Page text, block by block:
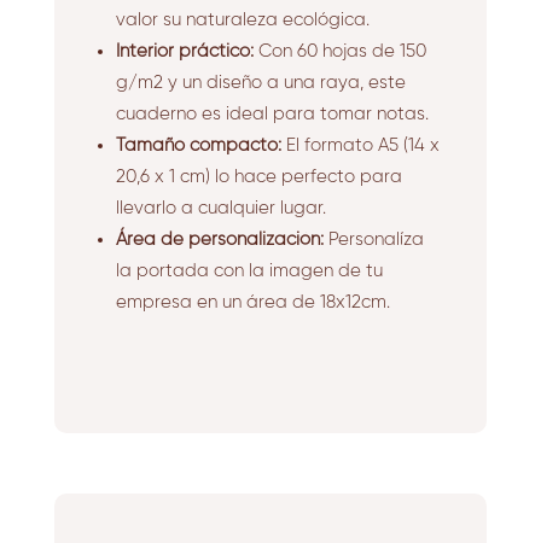
valor su naturaleza ecológica.
Interior práctico:Con 60 hojas de 150
g/m2 y un diseño a una raya,este
cuaderno es ideal para tomar notas.
Tamaño compacto:El formato A5 (14 x
20,6 x 1 cm) lo hace perfecto para
llevarlo a cualquier lugar.
Área de personalización:Personalíza
la portada con la imagen de tu
empresa en un área de 18x12cm.